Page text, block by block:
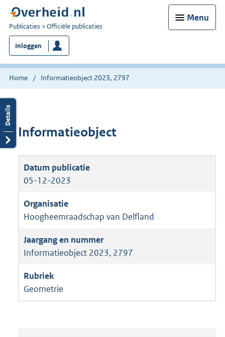
Menu
U
bent
nu
hier:
Publicaties Officiële publicaties
Inloggen
Home Informatieobject 2023, 2797
Informatieobject
05-12-2023
Hoogheemraadschap van Delfland
Informatieobject 2023, 2797
Geometrie